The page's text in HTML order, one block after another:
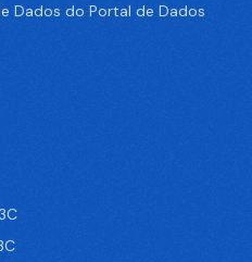
Dados do Portal de Dados